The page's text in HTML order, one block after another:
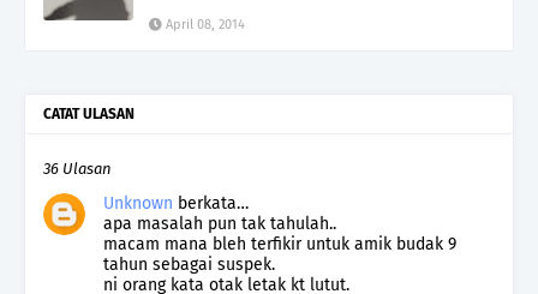
April 08, 2014
CATAT ULASAN
36 Ulasan
Unknown berkata…
apa masalah pun tak tahulah..
macam mana bleh terfikir untuk amik budak 9
tahun sebagai suspek.
ni orang kata otak letak kt lutut.